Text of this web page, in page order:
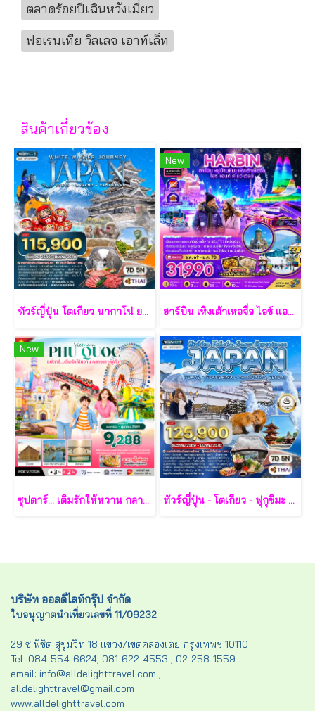
ตลาดร้อยปีเฉินหวังเมี่ยว
ฟอเรนเทีย วิลเลจ เอาท์เล็ท
สินค้าเกี่ยวข้อง
ทัวร์ญี่ปุ่น โตเกียว นากาโน่ ยามานาชิ 7 วัน - TG
New
ฮาร์บิน เหิงเต้าเหอจื่อ ไอซ์ แอนด์ สโนว์ เวิล์ด 7 วัน 5 คืน-XJ
New
ซุปตาร์... เติมรักให้หวาน กลางเกาะฟูก๊วก 3 วัน 2 คืน - VZ ทัวร์ญี่ปุ่น - โตเกียว - ฟุกุชิมะ - ยามากะตะ - เซนได 7 วัน - TG
บริษัท ออลดีไลท์กรุ๊ป จำกัด
ใบอนุญาตนำเที่ยวเลขที่ 11/09232
29 ซ.พิชิต สุขุมวิท 18 แขวง/เขตคลองเตย กรุงเทพฯ 10110
Tel. 084-554-6624; 081-622-4553 ; 02-258-1559
email: info@alldelighttravel.com ;
alldelighttravel@gmail.com
www.alldelighttravel.com